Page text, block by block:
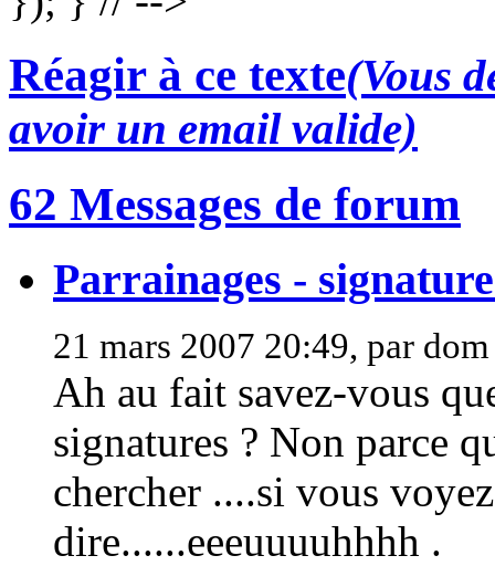
Réagir à ce texte(Vous
avoir un email valide)
62 Messages de forum
Parrainages -
21 mars 2007 20:49, par dom
Ah au fait savez-vous
signatures ? Non parce
chercher ....si vous
dire......eeeuuuuhhhh .